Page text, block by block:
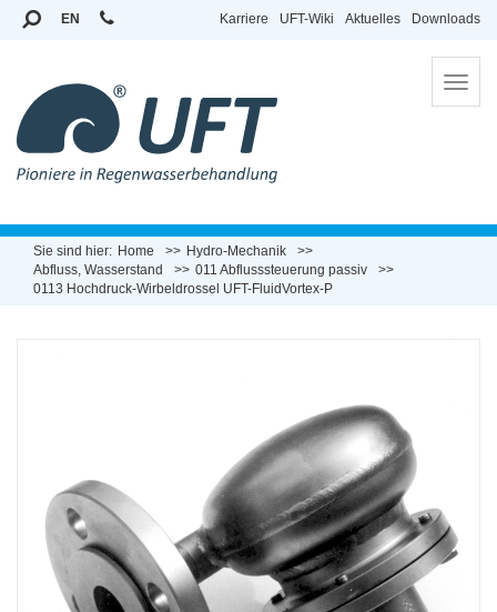
Karriere UFT-Wiki Aktuelles Downloads
EN
Sie sind hier: Home
Hydro-Mechanik
Abfluss, Wasserstand
011 Abflusssteuerung passiv
0113 Hochdruck-Wirbeldrossel UFT-FluidVortex-P